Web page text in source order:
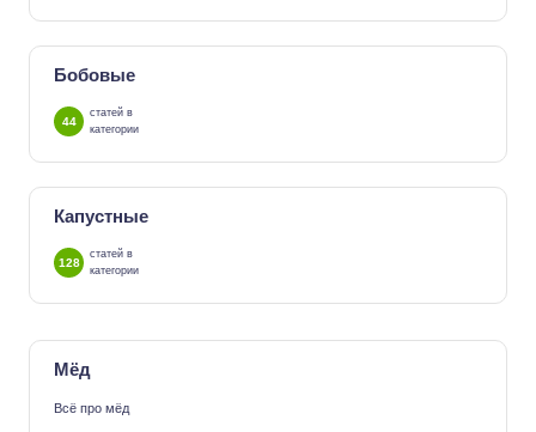
Бобовые
44
статей в
категории
Капустные
128
статей в
категории
Мёд
Всё про мёд